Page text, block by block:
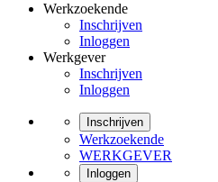
Werkzoekende
Inschrijven
Inloggen
Werkgever
Inschrijven
Inloggen
Inschrijven
Werkzoekende
WERKGEVER
Inloggen